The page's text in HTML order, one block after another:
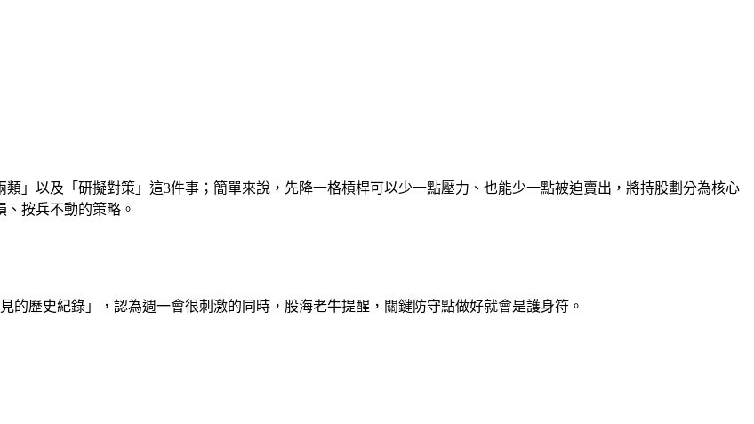
」以及「研擬對策」這3件事；簡單來說，先降一格槓桿可以少一點壓力、也能少一點被迫賣出，將持股劃分為核心
按兵不動的策略。
的歷史紀錄」，認為週一會很刺激的同時，股海老牛提醒，關鍵防守點做好就會是護身符。